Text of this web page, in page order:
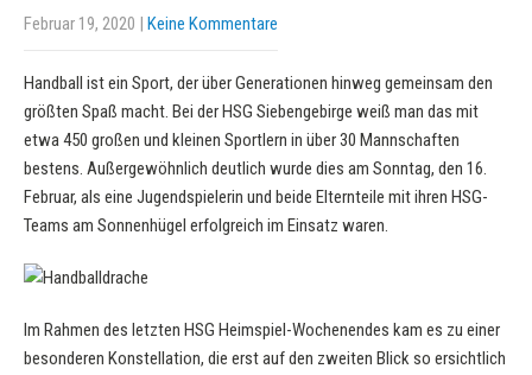
Februar 19, 2020 | Keine Kommentare
Handball ist ein Sport, der über Generationen hinweg gemeinsam den
größten Spaß macht. Bei der HSG Siebengebirge weiß man das mit
etwa 450 großen und kleinen Sportlern in über 30 Mannschaften
bestens. Außergewöhnlich deutlich wurde dies am Sonntag, den 16.
Februar, als eine Jugendspielerin und beide Elternteile mit ihren HSG-
Teams am Sonnenhügel erfolgreich im Einsatz waren.
Im Rahmen des letzten HSG Heimspiel-Wochenendes kam es zu einer
besonderen Konstellation, die erst auf den zweiten Blick so ersichtlich